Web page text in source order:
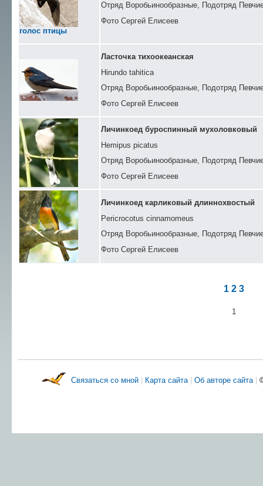
голос птицы
Отряд Воробьинообразные, Подотряд
Фото Сергей Елисеев
Ласточка тихоокеанская
Hirundo tahitica
Отряд Воробьинообразные, Подотряд
Фото Сергей Елисеев
Личинкоед буроспинный мухоловковый
Hemipus picatus
Отряд Воробьинообразные, Подотряд
Фото Сергей Елисеев
Личинкоед карликовый длиннохвостый
Pericrocotus cinnamomeus
Отряд Воробьинообразные, Подотряд
Фото Сергей Елисеев
1 2 3
1
Связаться со мной Карта сайта| Об авторе сайта